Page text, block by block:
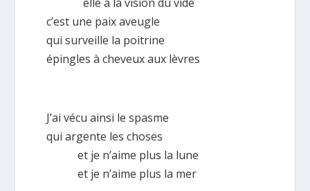
c’est une paix aveugle
qui surveille la poitrine
épingles à cheveux aux lèvres
J’ai vécu ainsi le spasme
qui argente les choses
et je n’aime plus la lune
et je n’aime plus la mer